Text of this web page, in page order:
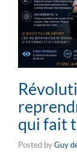
qui fait
Posted byGuy